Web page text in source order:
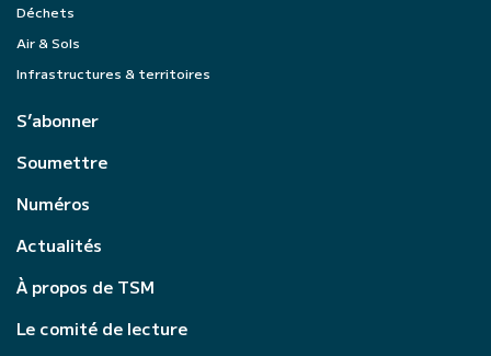
Déchets
Air & Sols
Infrastructures & territoires
S’abonner
Soumettre
Numéros
Actualités
À propos de TSM
Le comité de lecture